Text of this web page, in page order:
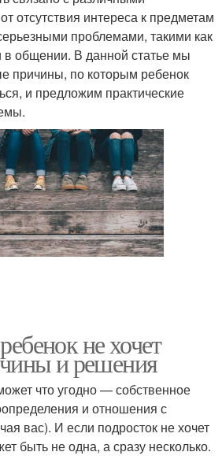
отсутствия интереса к предметам
проблемами, такими как
в общении. В данной статье мы
причины, по которым ребенок
и предложим практические
не хочет
и решения
что угодно — собственное
и отношения с
вас). И если подросток не хочет
быть не одна, а сразу несколько.